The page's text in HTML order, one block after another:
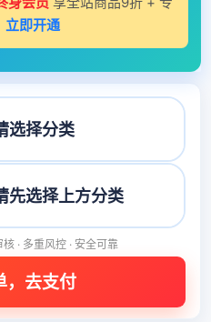
立即开通
· 多重风控 · 安全可靠